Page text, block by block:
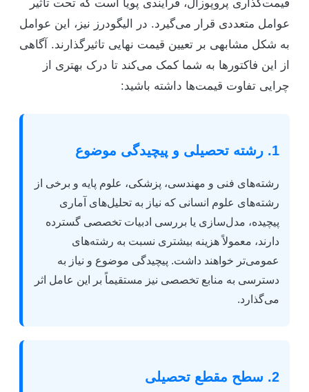
قیمت‌گذاری پروپوزال، فرآیندی پویا است که تحت تاثیر
عوامل متعددی قرار می‌گیرد. در الیگودرز نیز، این عوامل
به شکل مشابهی بر تعیین قیمت نهایی تاثیرگذارند. آگاهی
از این فاکتورها به شما کمک می‌کند تا درک بهتری از
چرایی تفاوت قیمت‌ها داشته باشید:
1. رشته تحصیلی و پیچیدگی موضوع
رشته‌های فنی و مهندسی، پزشکی، علوم پایه و برخی از
رشته‌های علوم انسانی که نیاز به تحلیل‌های آماری
پیچیده، مدل‌سازی یا بررسی ادبیات تخصصی گسترده
دارند، معمولاً هزینه بیشتری نسبت به رشته‌های
عمومی‌تر خواهند داشت. پیچیدگی موضوع و نیاز به
دسترسی به منابع تخصصی نیز مستقیماً بر این عامل اثر
می‌گذارد.
2. سطح مقطع تحصیلی